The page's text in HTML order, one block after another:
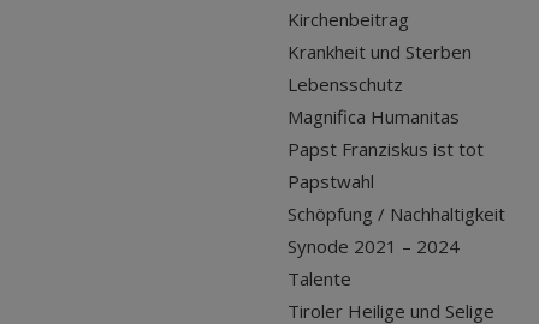
Kirchenbeitrag
Krankheit und Sterben
Lebensschutz
Magnifica Humanitas
Papst Franziskus ist tot
Papstwahl
Schöpfung / Nachhaltigkeit
Synode 2021 – 2024
Talente
Tiroler Heilige und Selige